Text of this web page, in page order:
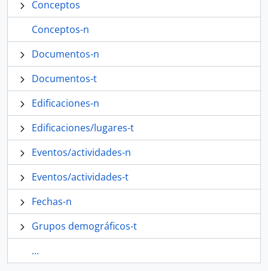
Conceptos
Conceptos-n
Documentos-n
Documentos-t
Edificaciones-n
Edificaciones/lugares-t
Eventos/actividades-n
Eventos/actividades-t
Fechas-n
Grupos demográficos-t
...